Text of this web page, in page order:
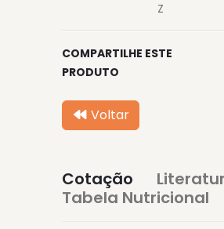
Z
COMPARTILHE ESTE
PRODUTO
Voltar
Cotação
Tabela Nutricional